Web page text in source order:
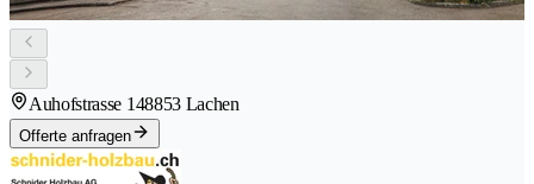
Auhofstrasse 148853 Lachen
Offerte anfragen